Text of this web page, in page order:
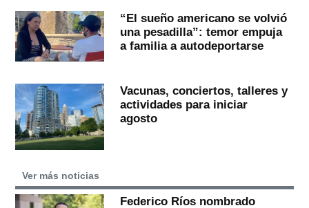
“El sueño americano se volvió
una pesadilla”: temor empuja
a familia a autodeportarse
Vacunas, conciertos, talleres y
actividades para iniciar
agosto
Ver más noticias
Federico Ríos nombrado